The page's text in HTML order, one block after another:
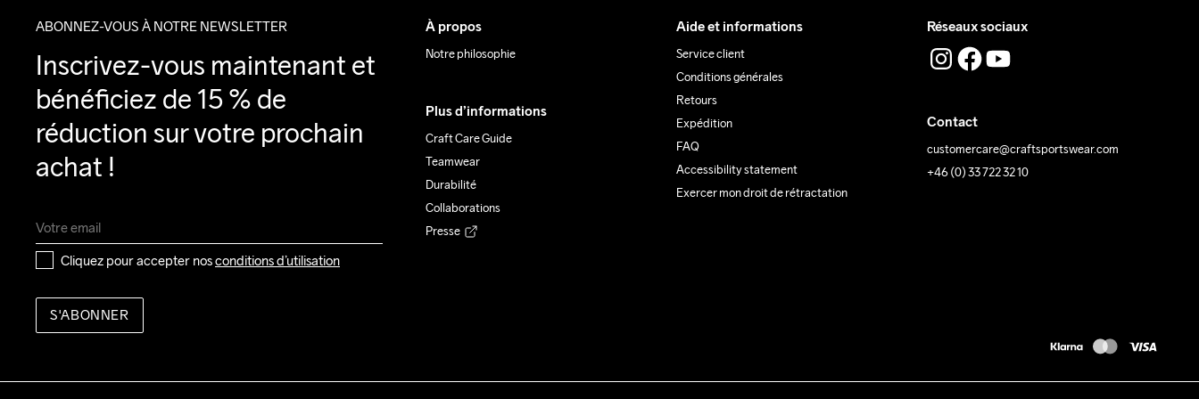
ABONNEZ-VOUS À NOTRE NEWSLETTER
Inscrivez-vous maintenant et
bénéficiez de 15 % de
réduction sur votre prochain
achat !
Cliquez pour accepter nos conditions d’utilisation
S'ABONNER
À propos
Notre philosophie
Plus d’informations
Craft Care Guide
Teamwear
Durabilité
Collaborations
Presse
Aide et informations
Service client
Conditions générales
Retours
Expédition
FAQ
Accessibility statement
Exercer mon droit de rétractation
Réseaux sociaux
Contact
customercare@craftsportswear.com
+46 (0) 33 722 32 10